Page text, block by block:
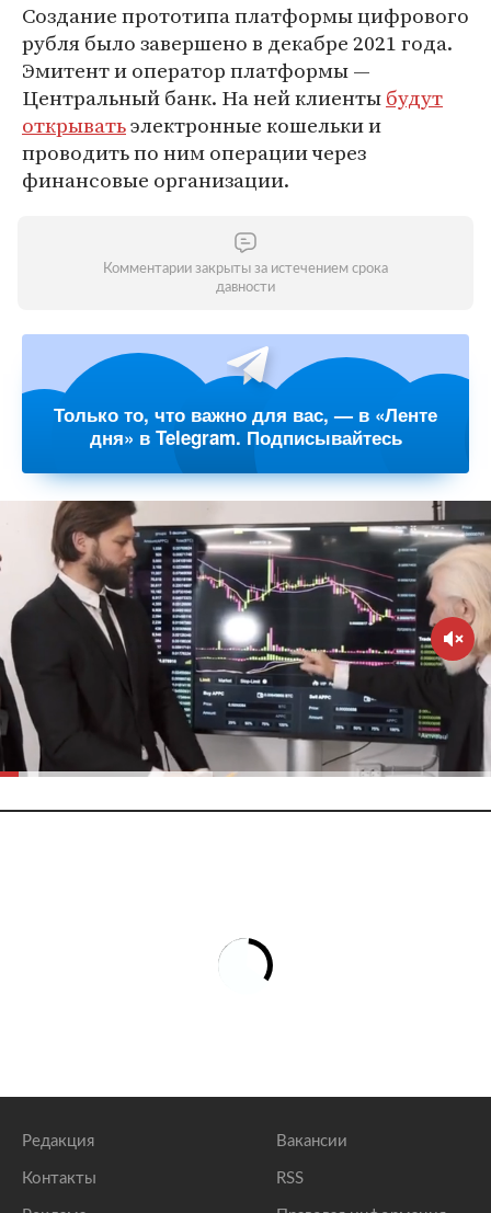
Создание прототипа платформы цифрового
рубля было завершено в декабре 2021 года.
Эмитент и оператор платформы —
Центральный банк. На ней клиентыбудут
открыватьэлектронные кошельки и
проводить по ним операции через
финансовые организации.
Комментарии закрыты за истечением срока
давности
Только то, что важно для вас, — в «Ленте
дня» в Telegram. Подписывайтесь
Редакция
Контакты
Вакансии
RSS